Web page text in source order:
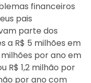
financeiros
pais
parte dos
a R$ 5 milhões em
por ano em
R$ 1,2 milhão por
por ano com